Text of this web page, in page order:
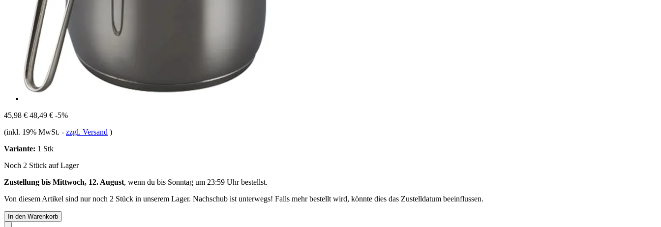
45,98 € 48,49 € -5%
(inkl. 19% MwSt. - zzgl. Versand )
Variante: 1 Stk
Noch 2 Stück auf Lager
Zustellung bis Mittwoch, 12. August, wenn du bis Sonntag um 23:59 Uhrbestellst.
Von diesem Artikel sind nur noch 2 Stück in unserem Lager. Nachschub ist unterwegs! Falls mehr bestellt wird, könnte dies das Zustelldatum beeinflussen.
In den Warenkorb